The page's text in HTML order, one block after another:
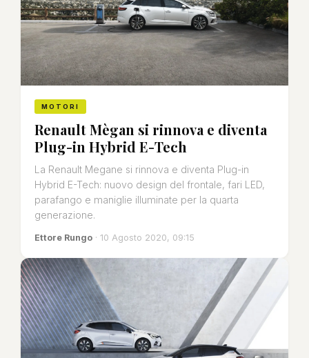
MOTORI
Renault Mègan si rinnova e diventa
Plug-in Hybrid E-Tech
La Renault Megane si rinnova e diventa Plug-in
Hybrid E-Tech: nuovo design del frontale, fari LED,
parafango e maniglie illuminate per la quarta
generazione.
Ettore Rungo · 10 Agosto 2020, 09:15